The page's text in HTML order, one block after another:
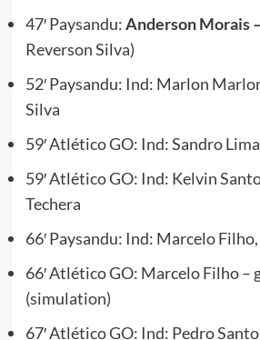
47′ Paysandu:Anderson Morais
Reverson Silva)
52′ Paysandu: Ind: Marlon
Silva
59′ Atlético GO: Ind: Sandro
59′ Atlético GO: Ind: Kelvin
Techera
66′ Paysandu: Ind: Marcelo
66′ Atlético GO: Marcelo Filho –
(simulation)
67′ Atlético GO: Ind: Pedro